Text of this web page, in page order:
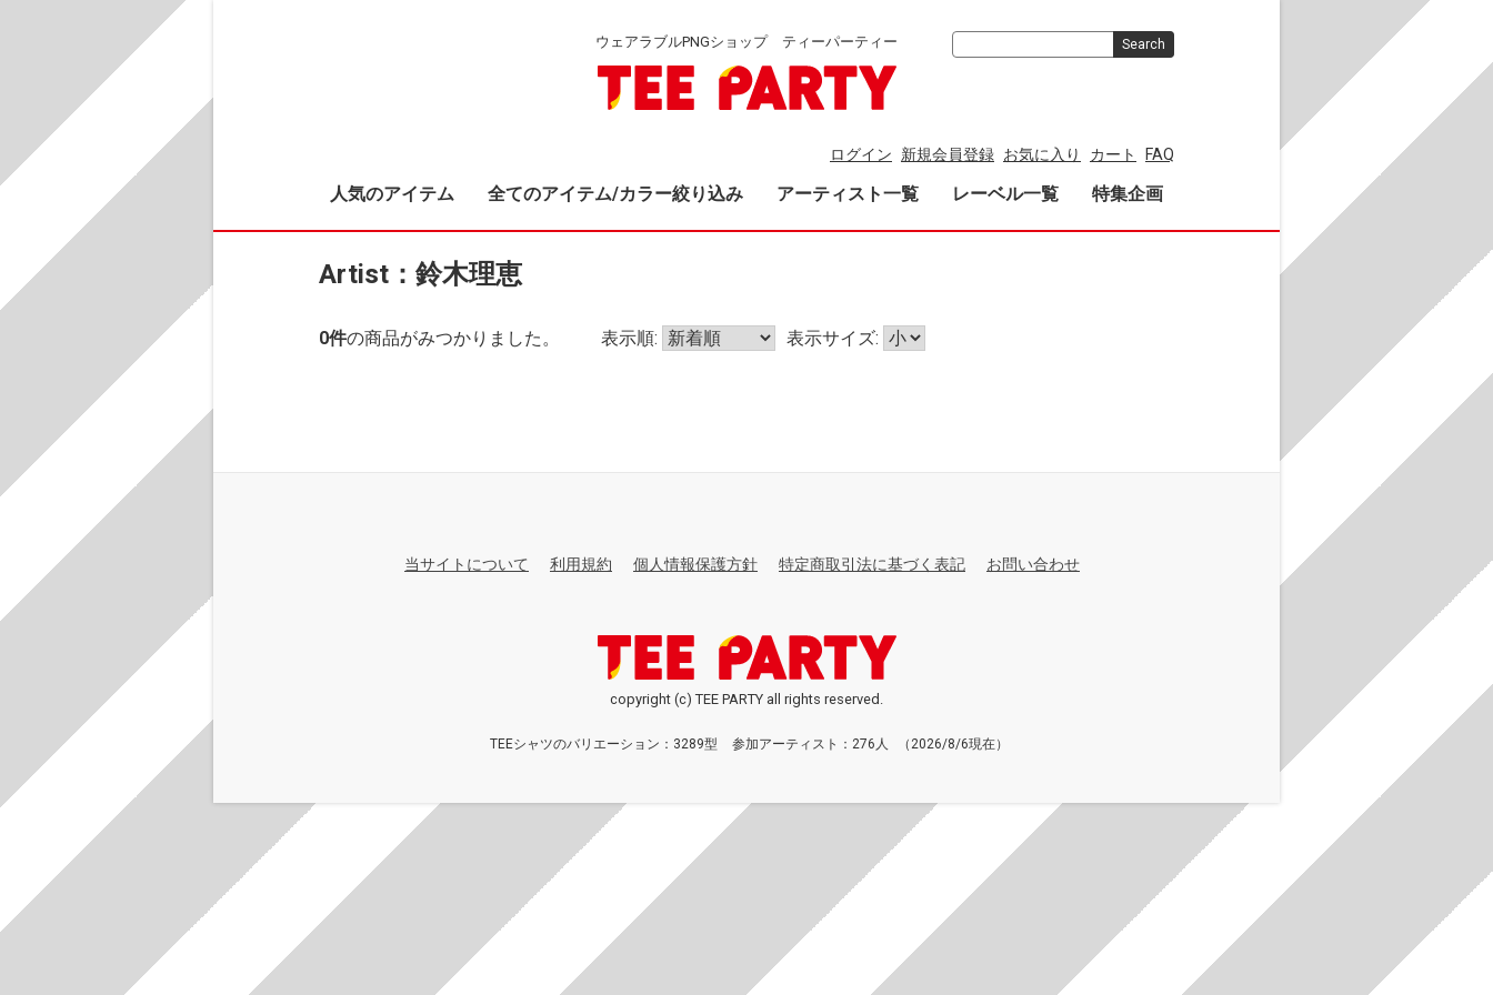
ウェアラブルPNGショップ ティーパーティー
ログイン 新規会員登録 お気に入り カート FAQ
人気のアイテム 全てのアイテム/カラー絞り込み アーティスト一覧 レーベル一覧 特集企画
Search
Artist：鈴木理恵
0件の商品がみつかりました。 表示順: 表示サイズ:
当サイトについて 利用規約 個人情報保護方針 特定商取引法に基づく表記 お問い合わせ
copyright (c) TEE PARTY all rights reserved.
TEEシャツのバリエーション：3289型 参加アーティスト：276人 （2026/8/6現在）